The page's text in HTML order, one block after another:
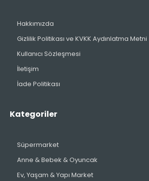
Hakkımızda
Gizlilik Politikası ve KVKK Aydınlatma Metni
Kullanıcı Sözleşmesi
İletişim
İade Politikası
Kategoriler
Süpermarket
Anne & Bebek & Oyuncak
Ev, Yaşam & Yapı Market